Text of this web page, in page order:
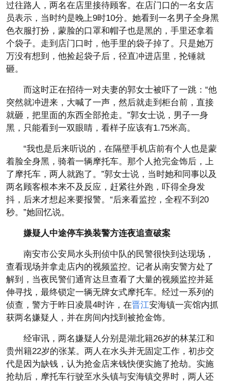
过往路人，两名在店里接待顾客。在店门口的一名女店
员表示，当时约是晚上9时10分。她看到一名男子全身黑
色衣服打扮，蒙脸的口罩和帽子也是黑的，手里还拿着
个袋子。走到店门口时，他手里的袋子掉了。只是她万
万没有想到，他捡起袋子后，径直冲进店里，抡锤就
砸。
而这时正在招待一对夫妻的郭女士被吓了一跳：“他
突然就冲进来，大喊了一声，然后就走到柜台前，直接
就砸，把里面的东西全部抢走。”郭女士说，男子一身
黑，只能看到一双眼睛，看样子应该有1.75米高。
“我也是后来听说的，在隔壁手机店前有个人也是蒙
着脸全身黑，骑着一辆摩托车。那个人抢完金饰后，上
了摩托车，两人就跑了。”郭女士说，当时她和同事以及
两名顾客根本来不及反应，赶紧往外跑，吓得全身发
抖，后来才想起来要报警。“后来看监控，全程不到20
秒。”她回忆说。
嫌疑人中途停车换装警方连夜追查破案
南安市公安局水头刑侦中队的民警很快到达现场，
查看现场并拿走店内的视频监控。记者从南安警方处了
解到，当夜民警们通宵达旦查看了大量的视频监控并延
伸寻找，最终锁定一辆无牌女式摩托车。经过一系列的
侦查，警方于昨日凌晨4时许，在晋江安海镇一宾馆内抓
获两名嫌疑人，并在房间内找到被抢金饰。
经审讯，两名嫌疑人分别是湖北籍26岁的林某江和
贵州籍22岁的张某。两人在水头并无固定工作，初步交
代是因为缺钱，认为抢金店来钱快便实施了抢劫。实施
抢劫后，摩托车行驶至水头镇与安海镇交界时，两人还